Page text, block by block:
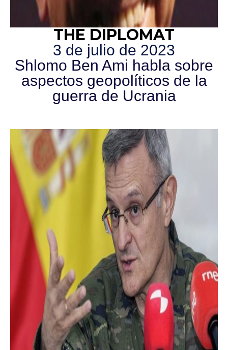
THE DIPLOMAT
3 de julio de 2023
Shlomo Ben Ami habla sobre
aspectos geopolíticos de la
guerra de Ucrania